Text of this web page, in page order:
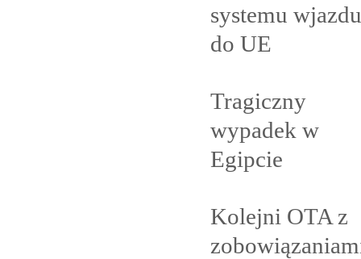
systemu wjazdu
do UE
Tragiczny
wypadek w
Egipcie
Kolejni OTA z